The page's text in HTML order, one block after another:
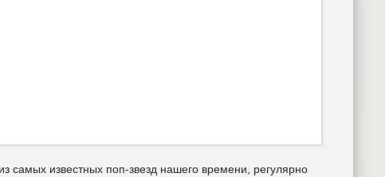
самых известных поп-звезд нашего времени, регулярно